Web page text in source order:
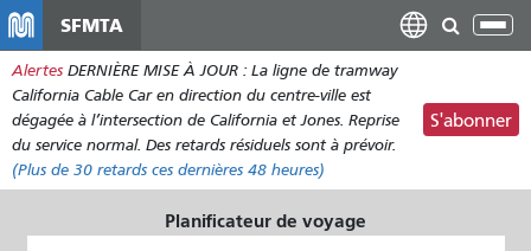
contenu
principal
SFMTA
Alertes DERNIÈRE MISE À JOUR : La ligne de tramway
California Cable Car en direction du centre-ville est
dégagée à l’intersection de California et Jones. Reprise
du service normal. Des retards résiduels sont à prévoir.
(Plus de 30 retards ces dernières 48 heures)
S'abonner
Planificateur de voyage